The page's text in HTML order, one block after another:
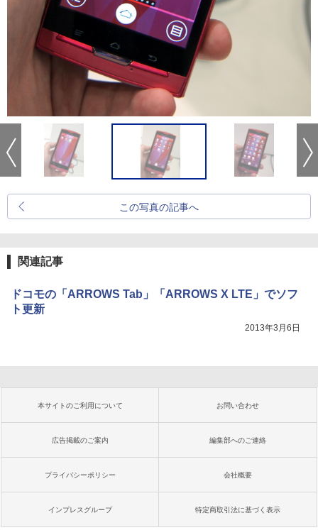
この写真の記事へ
関連記事
ドコモの「ARROWS Tab」「ARROWS X LTE」でソフ
ト更新
2013年3月6日
本サイトのご利用について お問い合わせ
広告掲載のご案内 編集部へのご連絡
プライバシーポリシー 会社概要
インプレスグループ 特定商取引法に基づく表示